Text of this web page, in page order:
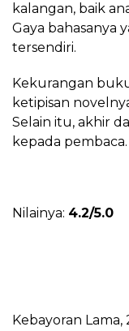
kalangan, baik
Gaya bahasanya
tersendiri.
Kekurangan
ketipisan
Selain itu, akhir
kepada pembaca.
Nilainya: 4.2/5.0
Kebayoran Lama,